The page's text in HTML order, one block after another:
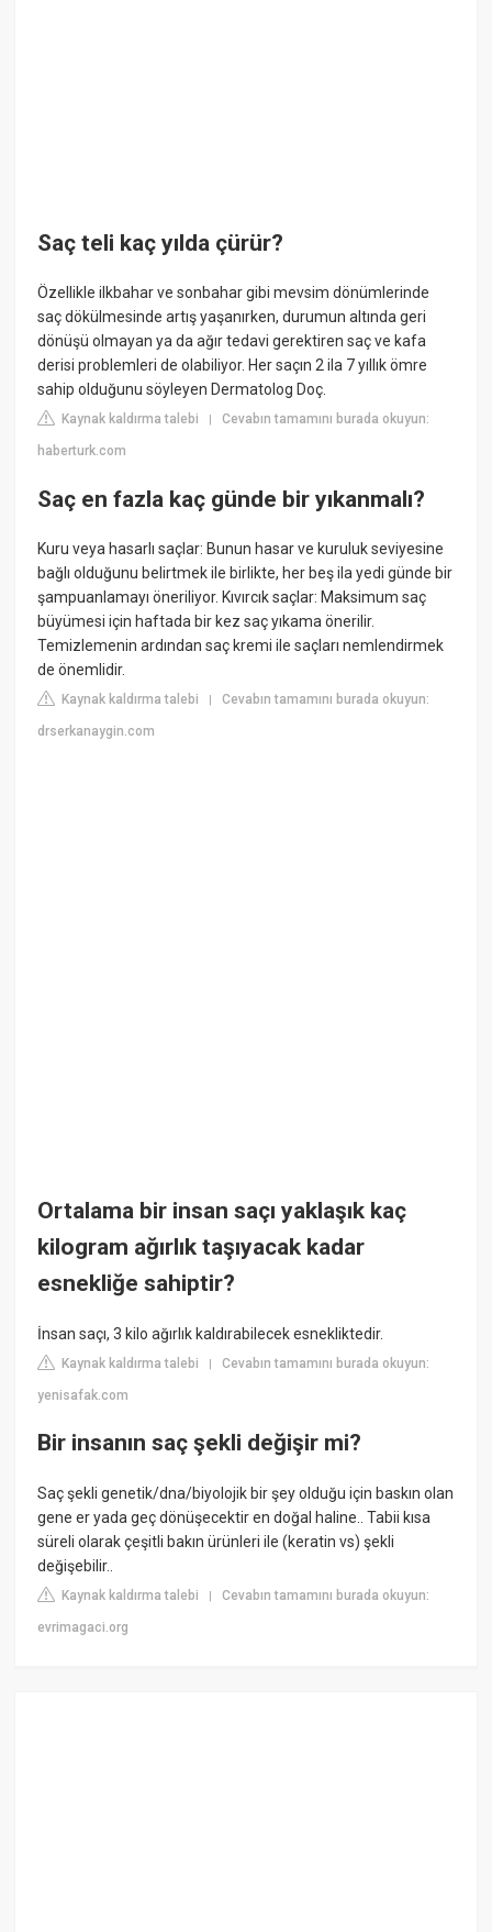
Saç teli kaç yılda çürür?
Özellikle ilkbahar ve sonbahar gibi mevsim dönümlerinde
saç dökülmesinde artış yaşanırken, durumun altında geri
dönüşü olmayan ya da ağır tedavi gerektiren saç ve kafa
derisi problemleri de olabiliyor. Her saçın 2 ila 7 yıllık ömre
sahip olduğunu söyleyen Dermatolog Doç.
Kaynak kaldırma talebi |Cevabın tamamını burada okuyun:
haberturk.com
Saç en fazla kaç günde bir yıkanmalı?
Kuru veya hasarlı saçlar: Bunun hasar ve kuruluk seviyesine
bağlı olduğunu belirtmek ile birlikte, her beş ila yedi günde bir
şampuanlamayı öneriliyor. Kıvırcık saçlar: Maksimum saç
büyümesi için haftada bir kez saç yıkama önerilir.
Temizlemenin ardından saç kremi ile saçları nemlendirmek
de önemlidir.
Kaynak kaldırma talebi |Cevabın tamamını burada okuyun:
drserkanaygin.com
Ortalama bir insan saçı yaklaşık kaç
kilogram ağırlık taşıyacak kadar
esnekliğe sahiptir?
İnsan saçı, 3 kilo ağırlık kaldırabilecek esnekliktedir.
Kaynak kaldırma talebi |Cevabın tamamını burada okuyun:
yenisafak.com
Bir insanın saç şekli değişir mi?
Saç şekli genetik/dna/biyolojik bir şey olduğu için baskın olan
gene er yada geç dönüşecektir en doğal haline.. Tabii kısa
süreli olarak çeşitli bakın ürünleri ile (keratin vs) şekli
değişebilir..
Kaynak kaldırma talebi |Cevabın tamamını burada okuyun:
evrimagaci.org